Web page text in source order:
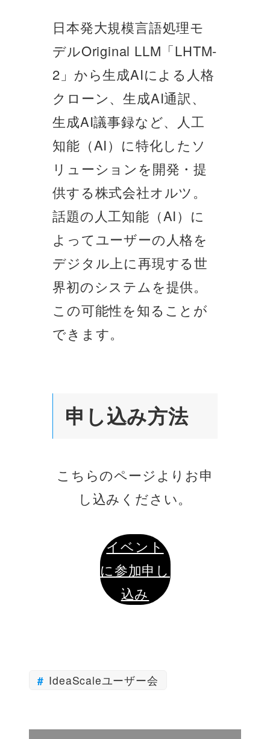
日本発大規模言語処理モ
デルOriginal LLM「LHTM-
2」から生成AIによる人格
クローン、生成AI通訳、
生成AI議事録など、人工
知能（AI）に特化したソ
リューションを開発・提
供する株式会社オルツ。
話題の人工知能（AI）に
よってユーザーの人格を
デジタル上に再現する世
界初のシステムを提供。
この可能性を知ることが
できます。
申し込み方法
こちらのページよりお申
し込みください。
イベント
に参加申し
込み
IdeaScaleユーザー会